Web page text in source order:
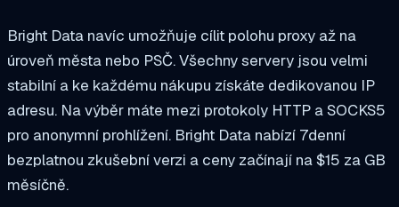
Bright Data navíc umožňuje cílit polohu proxy až na
úroveň města nebo PSČ. Všechny servery jsou velmi
stabilní a ke každému nákupu získáte dedikovanou IP
adresu. Na výběr máte mezi protokoly HTTP a SOCKS5
pro anonymní prohlížení. Bright Data nabízí 7denní
bezplatnou zkušební verzi a ceny začínají na $15 za GB
měsíčně.